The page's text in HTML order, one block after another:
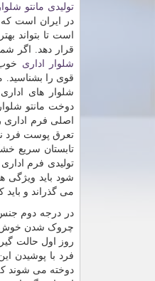
تولیدی مانتو
در ایران است که
است تا بتواند
قرار دهد. اگر
شلوار اداری
قوی را بشناسید.
شلوار های
دوخت مانتو
اصلی فرم اداری
تعرق پوست فرد
تابستان سریع
تولیدی فرم
شود باید ویژگی
می گذراند و
در درجه دوم
چروک شدن خوش
روز اول حالت
فرد با پوشیدن
دوخته می شوند